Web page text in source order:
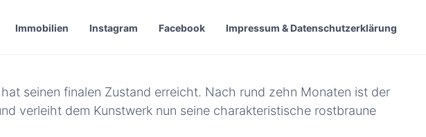
Immobilien Instagram Facebook Impressum & Datenschutzerklärung
seinen finalen Zustand erreicht. Nach rund zehn Monaten ist der
verleiht dem Kunstwerk nun seine charakteristische rostbraune